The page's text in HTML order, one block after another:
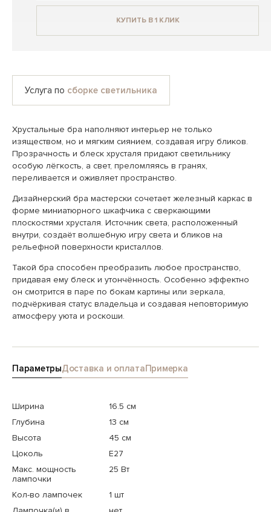
КУПИТЬ В 1 КЛИК
Услуга по сборке светильника
Хрустальные бра наполняют интерьер не только
изяществом, но и мягким сиянием, создавая игру бликов.
Прозрачность и блеск хрусталя придают светильнику
особую лёгкость, а свет, преломляясь в гранях,
переливается и оживляет пространство.
Дизайнерский бра мастерски сочетает железный каркас в
форме миниатюрного шкафчика с сверкающими
плоскостями хрусталя. Источник света, расположенный
внутри, создаёт волшебную игру света и бликов на
рельефной поверхности кристаллов.
Такой бра способен преобразить любое пространство,
придавая ему блеск и утончённость. Особенно эффектно
он смотрится в паре по бокам картины или зеркала,
подчёркивая статус владельца и создавая неповторимую
атмосферу уюта и роскоши.
ПараметрыДоставка и оплатаПримерка
Ширина
16.5 см
Глубина
13 см
Высота
45 см
Цоколь
E27
Макс. мощность
лампочки
25 Вт
Кол-во лампочек
1 шт